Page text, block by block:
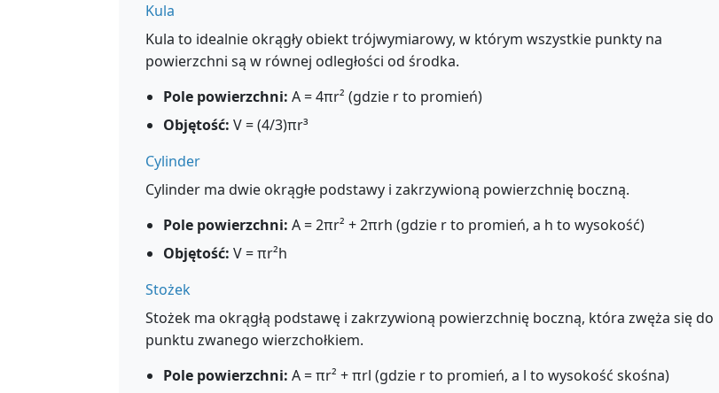
Kula
Kula to idealnie okrągły obiekt trójwymiarowy, w którym wszystkie punkty na
powierzchni są w równej odległości od środka.
Pole powierzchni: A = 4πr² (gdzie r to promień)
Objętość: V = (4/3)πr³
Cylinder
Cylinder ma dwie okrągłe podstawy i zakrzywioną powierzchnię boczną.
Pole powierzchni: A = 2πr² + 2πrh (gdzie r to promień, a h to wysokość)
Objętość: V = πr²h
Stożek
Stożek ma okrągłą podstawę i zakrzywioną powierzchnię boczną, która zwęża się do
punktu zwanego wierzchołkiem.
Pole powierzchni: A = πr² + πrl (gdzie r to promień, a l to wysokość skośna)